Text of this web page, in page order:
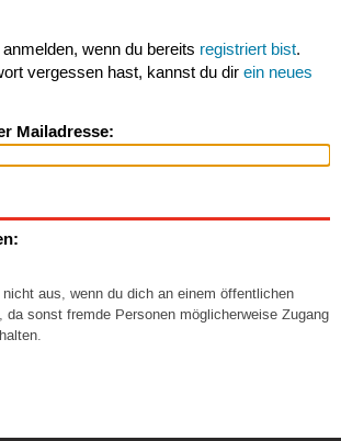
wenn du bereits registriert bist.
vergessen hast, kannst du dir ein neues
Mailadresse:
aus, wenn du dich an einem öffentlichen
da sonst fremde Personen möglicherweise Zugang